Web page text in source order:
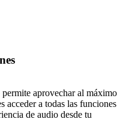
aprovechar al máximo
acceder a todas las funciones
de audio desde tu